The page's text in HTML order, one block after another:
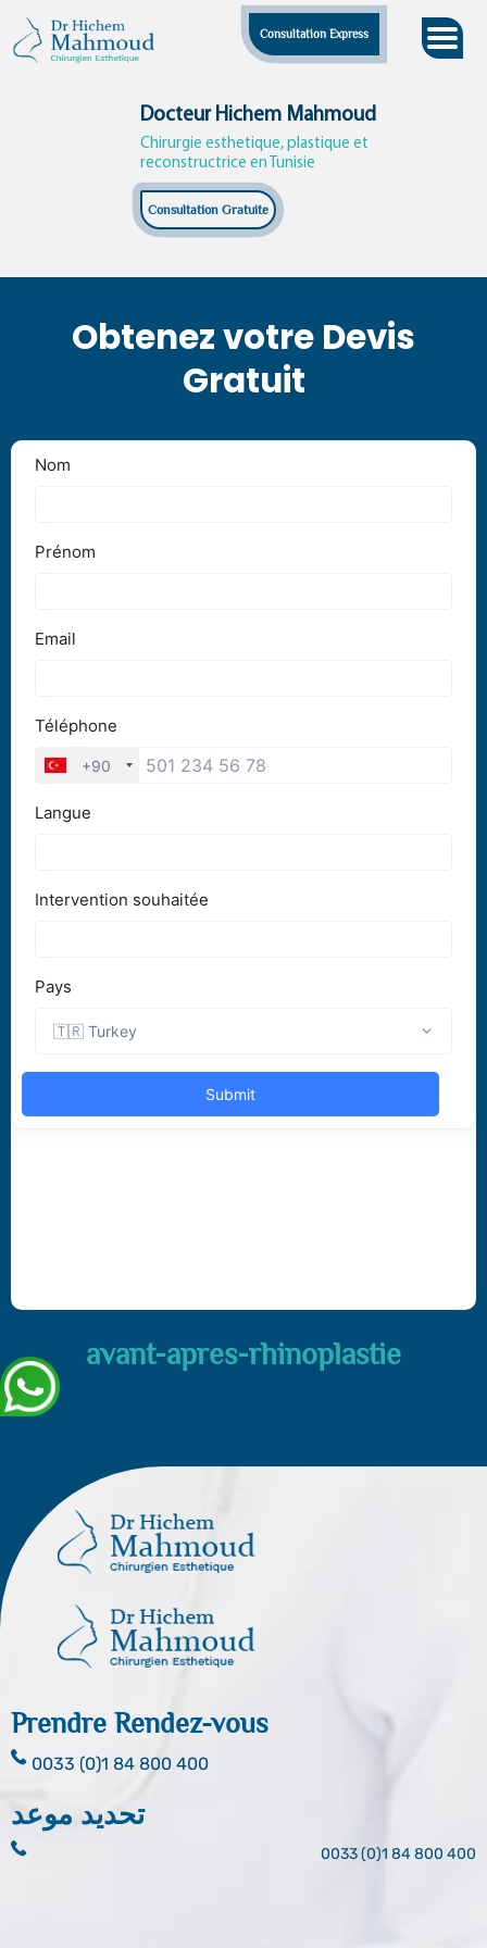
content
Consultation Express
Docteur Hichem Mahmoud
Chirurgie esthetique, plastique et
reconstructrice en Tunisie
Consultation Gratuite
Obtenez votre Devis
Gratuit
avant-apres-rhinoplastie
Prendre Rendez-vous
0033 (0)1 84 800 400
تحديد موعد
0033 (0)1 84 800 400